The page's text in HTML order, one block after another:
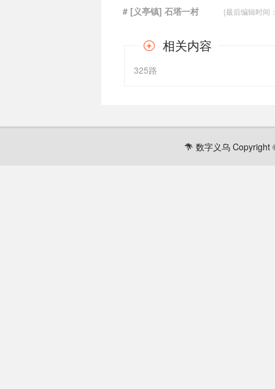
# [义亭镇] 石塔一村 {最后编辑时间：
相关内容
325路
数字义乌